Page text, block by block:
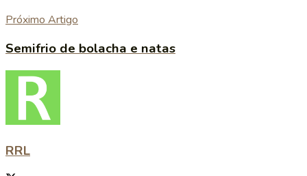
Próximo Artigo
Semifrio de bolacha e natas
RRL